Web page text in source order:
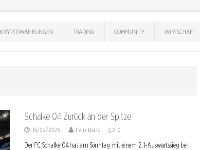
KRYPTOWÄHRUNGEN TRADING COMMUNITY WIRTSCHAFT
Schalke 04 Zurück an der Spitze
16/02/2026 Felix Baarz 0
Der FC Schalke 04 hat am Sonntag mit einem 2:1-Auswärtssieg bei